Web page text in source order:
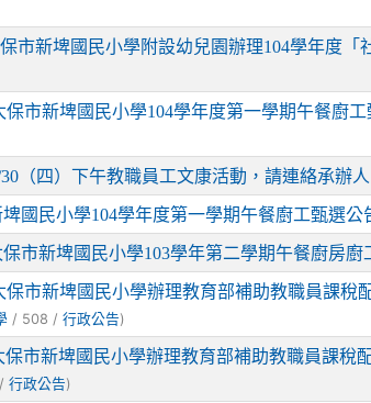
市新埤國民小學附設幼兒園辦理104學年度「
保市新埤國民小學104學年度第一學期午餐廚
（四）下午教職員工文康活動，請連絡承辦人
國民小學104學年度第一學期午餐廚工甄選公
市新埤國民小學103學年第二學期午餐廚房廚
保市新埤國民小學辦理教育部補助教職員課稅
/ 508 /行政公告)
保市新埤國民小學辦理教育部補助教職員課稅
/行政公告)